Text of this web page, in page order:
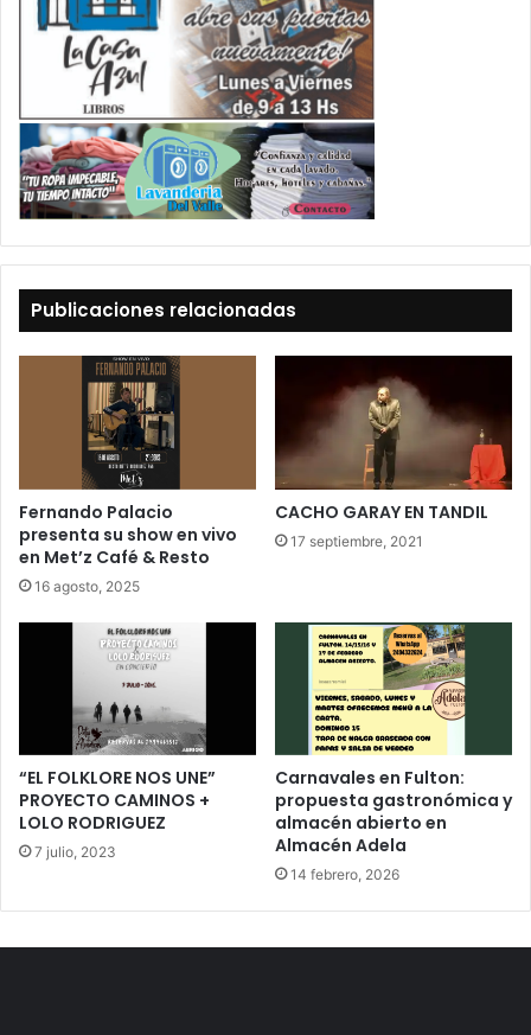
Publicaciones relacionadas
Fernando Palacio
presenta su show en vivo
en Met’z Café & Resto
16 agosto, 2025
CACHO GARAY EN TANDIL
17 septiembre, 2021
“EL FOLKLORE NOS UNE”
PROYECTO CAMINOS +
LOLO RODRIGUEZ
7 julio, 2023
Carnavales en Fulton:
propuesta gastronómica y
almacén abierto en
Almacén Adela
14 febrero, 2026